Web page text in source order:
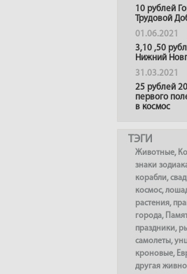
10 рублей
Трудовой
01.06.2021
3,10 ,50
Нижний
31.03.2021
25 рублей
первого
в космос
ТЭГИ
Животные,
знаки
корабли,
космос,
растения,
города,
праздники,
самолеты,
кроновые,
другая